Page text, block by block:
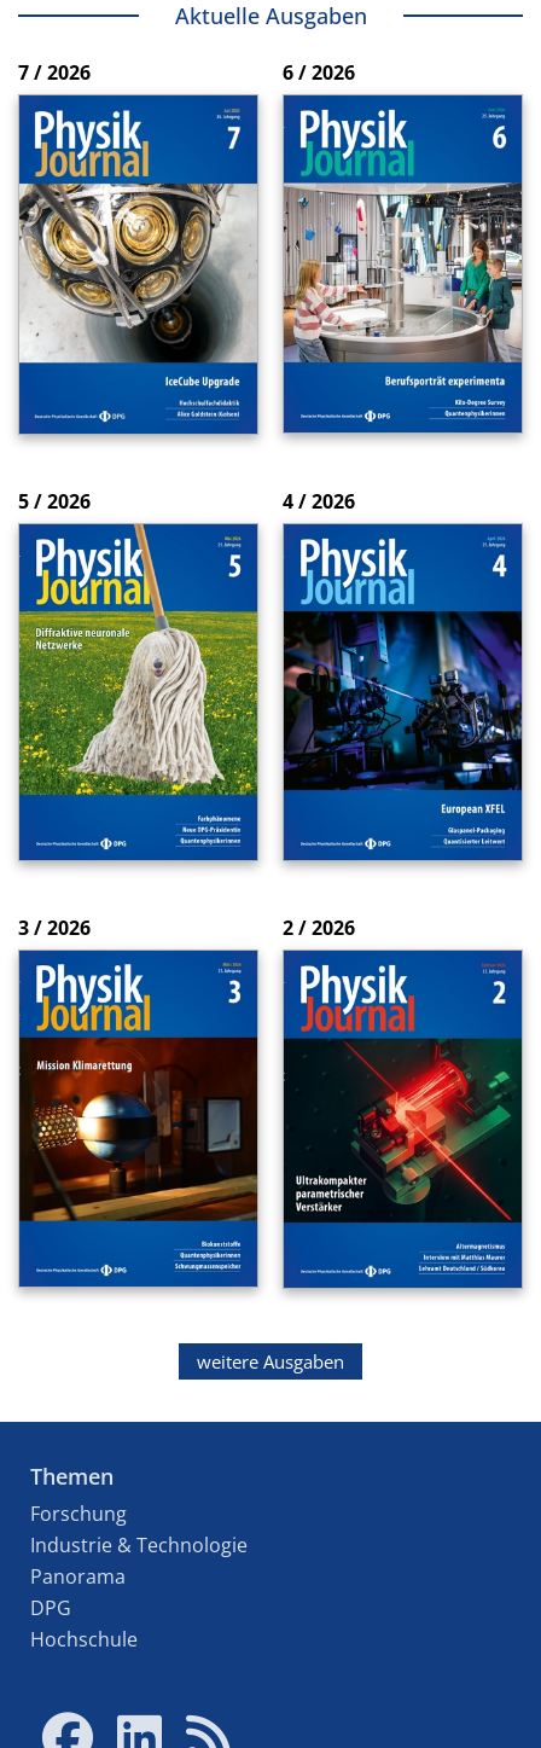
Aktuelle Ausgaben
7 / 2026 6 / 2026
5 / 2026 4 / 2026
3 / 2026 2 / 2026
weitere Ausgaben
Themen
Forschung
Industrie & Technologie
Panorama
DPG
Hochschule